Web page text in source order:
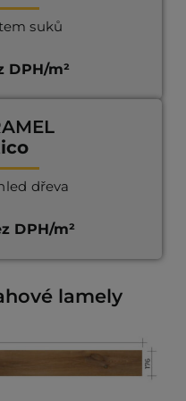
suků
DPH/m²
dřeva
DPH/m²
lamely